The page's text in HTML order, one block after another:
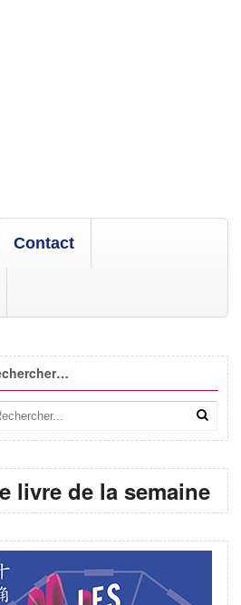
Contact
livre de la semaine